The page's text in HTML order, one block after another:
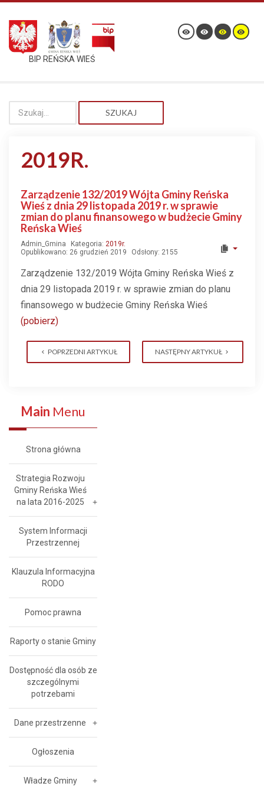
BIP REŃSKA WIEŚ
SZUKAJ
2019R.
Zarządzenie 132/2019 Wójta Gminy Reńska
Wieś z dnia 29 listopada 2019 r. w sprawie
zmian do planu finansowego w budżecie Gminy
Reńska Wieś
Admin_Gmina Kategoria: 2019r.
Opublikowano: 26 grudzień 2019
Odsłony: 2155
Zarządzenie 132/2019 Wójta Gminy Reńska Wieś z
dnia 29 listopada 2019 r. w sprawie zmian do planu
finansowego w budżecie Gminy Reńska Wieś
(pobierz)
POPRZEDNI ARTYKUŁ NASTĘPNY ARTYKUŁ
Main Menu
Strona główna
Strategia Rozwoju
Gminy Reńska Wieś
na lata 2016-2025
System Informacji
Przestrzennej
Klauzula Informacyjna
RODO
Pomoc prawna
Raporty o stanie Gminy
Dostępność dla osób ze
szczególnymi
potrzebami
Dane przestrzenne
Ogłoszenia
Władze Gminy